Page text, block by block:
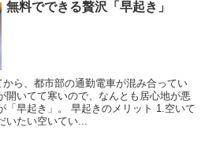
無料でできる贅沢「早起き」
ら、都市部の通勤電車が混み合ってい
開いてて寒いので、なんとも居心地が悪
「早起き」。 早起きのメリット 1.空いて
いたい空いてい...